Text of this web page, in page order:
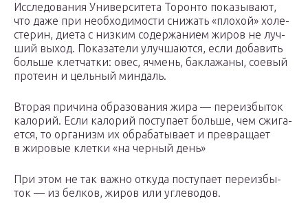
Иссле­до­ва­ния Уни­вер­си­тета Торонто пока­зы­вают,
что даже при необ­хо­ди­мо­сти сни­жать «пло­хой» холе­
сте­рин, диета с низ­ким содер­жа­нием жиров не луч­
ший выход. Пока­за­тели улуч­ша­ются, если доба­вить
больше клет­чатки: овес, ячмень, бакла­жаны, сое­вый
про­теин и цель­ный миндаль.
Вто­рая при­чина обра­зо­ва­ния жира — пере­из­бы­ток
кало­рий. Если кало­рий посту­пает больше, чем сжи­га­
ется, то орга­низм их обра­ба­ты­вает и пре­вра­щает
в жиро­вые клетки «на чер­ный день»
При этом не так важно откуда посту­пает пере­из­бы­
ток — из бел­ков, жиров или углеводов.